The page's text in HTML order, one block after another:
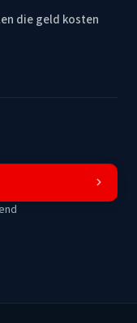
die geld kosten